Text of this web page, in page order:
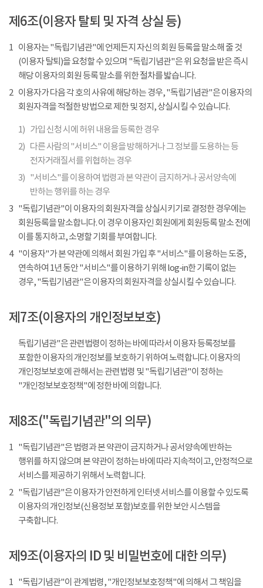
제6조(이용자 탈퇴 및 자격 상실 등)
1 이용자는 "독립기념관"에 언제든지 자신의 회원 등록을 말소해 줄 것
(이용자 탈퇴)을 요청할 수 있으며 "독립기념관"은 위 요청을 받은 즉시
해당 이용자의 회원 등록 말소를 위한 절차를 밟습니다.
2 이용자가 다음 각 호의 사유에 해당하는 경우, "독립기념관"은 이용자의
회원자격을 적절한 방법으로 제한 및 정지, 상실시킬 수 있습니다.
1) 가입 신청 시에 허위 내용을 등록한 경우
2) 다른 사람의 "서비스" 이용을 방해하거나 그 정보를 도용하는 등
전자거래질서를 위협하는 경우
3) "서비스"를 이용하여 법령과 본 약관이 금지하거나 공서양속에
반하는 행위를 하는 경우
3 "독립기념관"이 이용자의 회원자격을 상실시키기로 결정한 경우에는
회원등록을 말소합니다. 이 경우 이용자인 회원에게 회원등록 말소 전에
이를 통지하고, 소명할 기회를 부여합니다.
4
"이용자"가 본 약관에 의해서 회원 가입 후 "서비스"를 이용하는 도중,
연속하여 1년 동안 "서비스"를 이용하기 위해 log-in한 기록이 없는
경우, "독립기념관"은 이용자의 회원자격을 상실시킬 수 있습니다.
제7조(이용자의 개인정보보호)
독립기념관"은 관련법령이 정하는 바에 따라서 이용자 등록정보를
포함한 이용자의 개인정보를 보호하기 위하여 노력합니다. 이용자의
개인정보보호에 관해서는 관련법령 및 "독립기념관"이 정하는
"개인정보보호정책"에 정한 바에 의합니다.
제8조("독립기념관"의 의무)
1 "독립기념관"은 법령과 본 약관이 금지하거나 공서양속에 반하는
행위를 하지 않으며 본 약관이 정하는 바에 따라 지속적이고, 안정적으로
서비스를 제공하기 위해서 노력합니다.
2 "독립기념관"은 이용자가 안전하게 인터넷 서비스를 이용할 수 있도록
이용자의 개인정보(신용정보 포함)보호를 위한 보안 시스템을
구축합니다.
제9조(이용자의 ID 및 비밀번호에 대한 의무)
1 "독립기념관"이 관계법령, "개인정보보호정책"에 의해서 그 책임을